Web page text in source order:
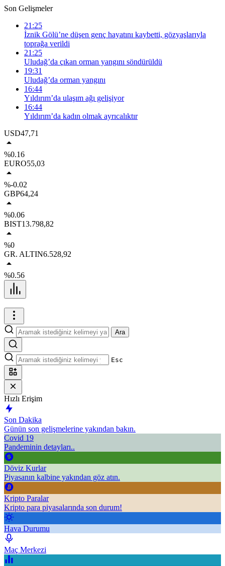
Son Gelişmeler
21:25
İznik Gölü’ne düşen genç hayatını kaybetti, gözyaşlarıyla
toprağa verildi
21:25
Uludağ’da çıkan orman yangını söndürüldü
19:31
Uludağ’da orman yangını
16:44
Yıldırım’da ulaşım ağı gelişiyor
16:44
Yıldırım’da kadın olmak ayrıcalıktır
USD47,71
%0.16
EURO55,03
%-0.02
GBP64,24
%0.06
BIST13.798,82
%0
GR. ALTIN6.528,92
%0.56
Ara
Esc
Hızlı Erişim
Son Dakika
Günün son gelişmelerine yakından bakın.
Covid 19
Pandeminin detayları..
Döviz Kurlar
Piyasanın kalbine yakından göz atın.
Kripto Paralar
Kripto para piyasalarında son durum!
Hava Durumu
Maç Merkezi